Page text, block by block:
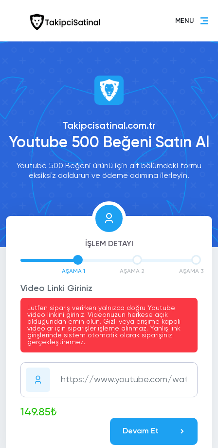
MENU
Takipcisatinal.com.tr
Youtube 500 Beğeni Satın Al
Youtube 500 Beğeni ürünü için alt bölümdeki formu
eksiksiz doldurun ve ödeme adımına ilerleyin.
İŞLEM DETAYI
AŞAMA 1 AŞAMA 2 AŞAMA 3
Video Linki Giriniz
Lütfen sipariş verirken yalnızca doğru Youtube
video linkini giriniz. Videonuzun herkese açık
olduğundan emin olun. Gizli veya erişime kapalı
videolar için siparişler işleme alınmaz. Yanlış link
girişlerinde sistem otomatik olarak siparişinizi
gerçekleştiremez.
149.85₺
Devam Et